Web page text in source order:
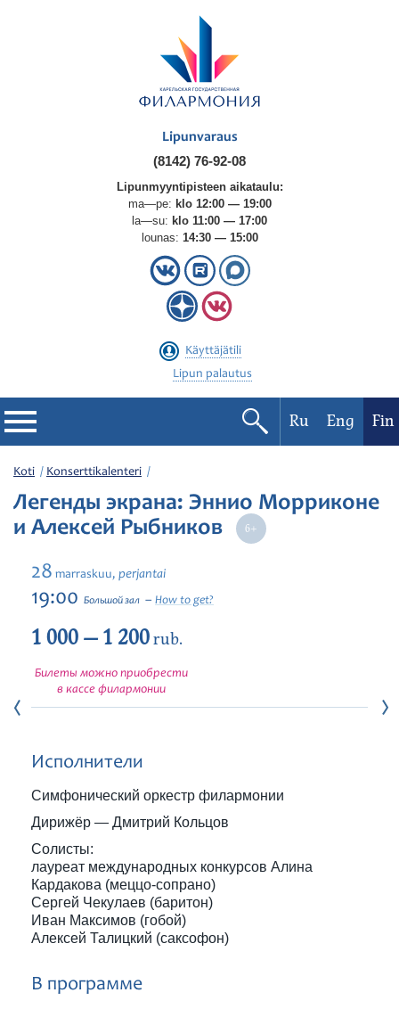
Lipunvaraus
(8142) 76-92-08
Lipunmyyntipisteen aikataulu:
ma—pe: klo 12:00 — 19:00
la—su: klo 11:00 — 17:00
lounas: 14:30 — 15:00
Käyttäjätili
Lipun palautus
Filharmonia
Konserttikalenteri
Festivaalit
Ru Eng Fin
Koti Konserttikalenteri
Легенды экрана: Эннио Морриконе
и Алексей Рыбников
28 marraskuu, perjantai
19:00 Большой зал How to get?
1 000 — 1 200rub.
Билеты можно приобрести
в кассе филармонии
Исполнители
Симфонический оркестр филармонии
Дирижёр — Дмитрий Кольцов
Солисты:
лауреат международных конкурсов Алина
Кардакова (меццо-сопрано)
Сергей Чекулаев (баритон)
Иван Максимов (гобой)
Алексей Талицкий (саксофон)
В программе